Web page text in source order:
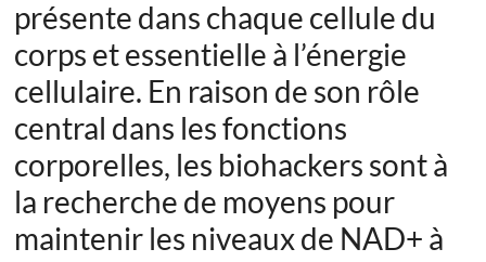
présente dans chaque cellule du
corps et essentielle à l’énergie
cellulaire. En raison de son rôle
central dans les fonctions
corporelles, les biohackers sont à
la recherche de moyens pour
maintenir les niveaux de NAD+ à